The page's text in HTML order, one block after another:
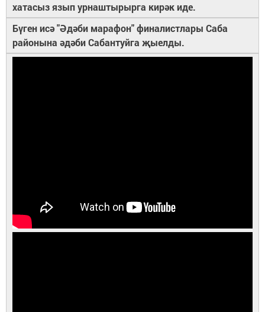
хатасыз язып урнаштырырга кирәк иде.
Бүген исә "Әдәби марафон" финалистлары Саба
районына әдәби Сабантуйга җыелды.